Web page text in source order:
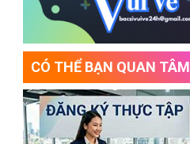
CÓ THỂ BẠN QUAN TÂM